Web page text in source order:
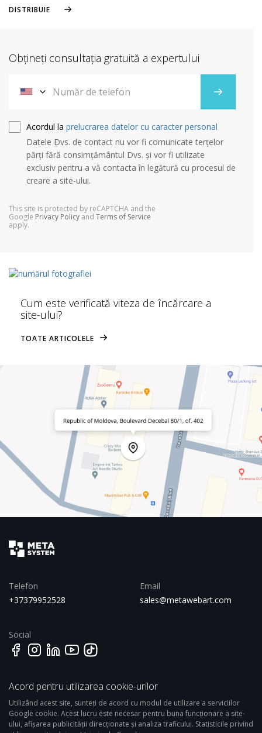
DISTRIBUIE
Obțineți consultația gratuită a expertului
Acordul la prelucrarea datelor cu caracter personal
Datele Dvs. de contact nu vor fi comunicate terțelor
părți fără consimțământul Dvs. și vor fi utilizate
exclusiv pentru a vă contacta în legătură cu procesul de
creare a site-ului.
This site is protected by reCAPTCHA and the
Google Privacy Policy and Terms of Service
apply.
Cum este verificată viteza de încărcare a
site-ului?
TOATE ARTICOLELE
Telefon
+37379952528
Email
sales@metawebart.com
Social
Adresa
358 Kosciuszko st., Brooklyn,
NY, USA 11221
Acord pentru utilizarea cookie-urilor
Utilizând acest site, sunteți de acord cu modul de utilizare a serviciilor
Google cookie. Acest lucru este necesar pentru buna funcționare a site-
ului, afișarea publicității direcționate și analiza traficului. Statisticile privind